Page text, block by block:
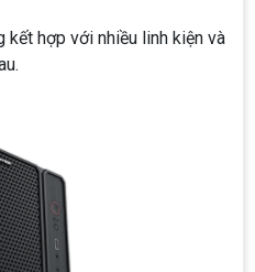
kết hợp với nhiều linh kiện và